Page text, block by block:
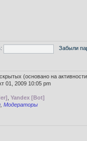
Забыли
(основано на
01, 2009 10:05 pm
Yandex [Bot]
Модераторы